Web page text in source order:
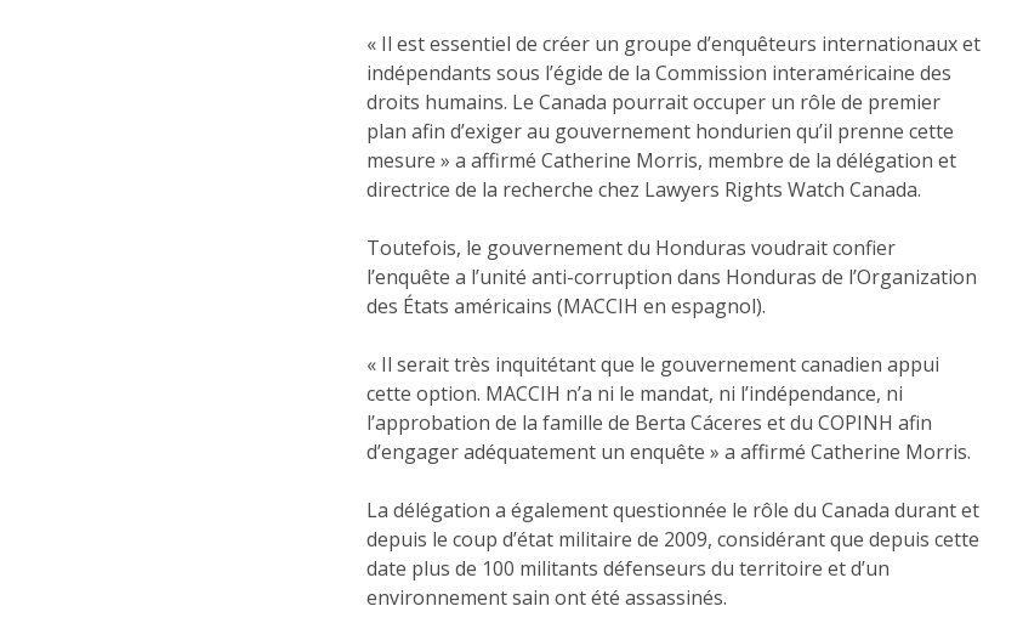
« Il est essentiel de créer un groupe d’enquêteurs internationaux et
indépendants sous l’égide de la Commission interaméricaine des
droits humains. Le Canada pourrait occuper un rôle de premier
plan afin d’exiger au gouvernement hondurien qu’il prenne cette
mesure » a affirmé Catherine Morris, membre de la délégation et
directrice de la recherche chez Lawyers Rights Watch Canada.
Toutefois, le gouvernement du Honduras voudrait confier
l’enquête a l’unité anti-corruption dans Honduras de l’Organization
des États américains (MACCIH en espagnol).
« Il serait très inquitétant que le gouvernement canadien appui
cette option. MACCIH n’a ni le mandat, ni l’indépendance, ni
l’approbation de la famille de Berta Cáceres et du COPINH afin
d’engager adéquatement un enquête » a affirmé Catherine Morris.
La délégation a également questionnée le rôle du Canada durant et
depuis le coup d’état militaire de 2009, considérant que depuis cette
date plus de 100 militants défenseurs du territoire et d’un
environnement sain ont été assassinés.